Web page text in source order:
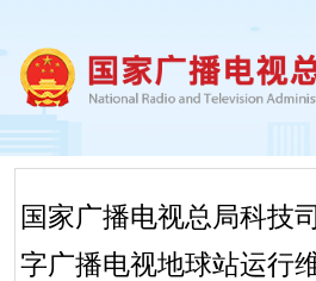
国家广播电视总局科技
字广播电视地球站运行